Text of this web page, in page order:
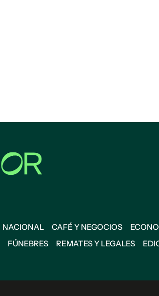
NACIONAL CAFÉ Y NEGOCIOS
FÚNEBRES REMATES Y LEGALES